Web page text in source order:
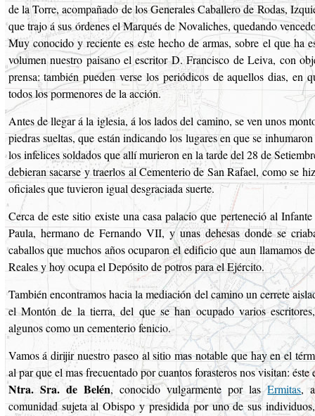
de la Torre, acompañado de los Generales Caballero de Rodas,
que trajo á sus órdenes el Marqués de Novaliches, quedando
Muy conocido y reciente es este hecho de armas, sobre el que ha
volumen nuestro paisano el escritor D. Francisco de Leiva, con
prensa: también pueden verse los periódicos de aquellos dias, en
todos los pormenores de la acción.
Antes de llegar á la iglesia, á los lados del camino, se ven unos
piedras sueltas, que están indicando los lugares en que se
los infelices soldados que allí murieron en la tarde del 28 de
debieran sacarse y traerlos al Cementerio de San Rafael, como se
oficiales que tuvieron igual desgraciada suerte.
Cerca de este sitio existe una casa palacio que perteneció al
Paula, hermano de Fernando VII, y unas dehesas donde se
caballos que muchos años ocuparon el edificio que aun llamamos
Reales y hoy ocupa el Depósito de potros para el Ejército.
También encontramos hacia la mediación del camino un cerrete
el Montón de la tierra, del que se han ocupado varios
algunos como un cementerio fenicio.
Vamos á dirijir nuestro paseo al sitio mas notable que hay en el
al par que el mas frecuentado por cuantos forasteros nos visitan: éste
Ntra. Sra. de Belén, conocido vulgarmente por lasErmitas,
comunidad sujeta al Obispo y presidida por uno de sus